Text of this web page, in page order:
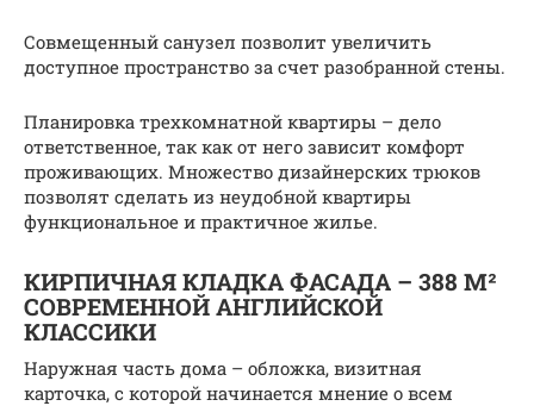
Совмещенный санузел позволит увеличить
доступное пространство за счет разобранной стены.
Планировка трехкомнатной квартиры – дело
ответственное, так как от него зависит комфорт
проживающих. Множество дизайнерских трюков
позволят сделать из неудобной квартиры
функциональное и практичное жилье.
КИРПИЧНАЯ КЛАДКА ФАСАДА – 388 М²
СОВРЕМЕННОЙ АНГЛИЙСКОЙ
КЛАССИКИ
Наружная часть дома – обложка, визитная
карточка, с которой начинается мнение о всем